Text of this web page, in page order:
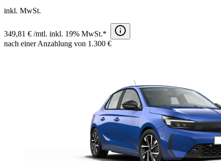
inkl. MwSt.
349,81 € /mtl. inkl. 19% MwSt.*
nach einer Anzahlung von 1.300 €